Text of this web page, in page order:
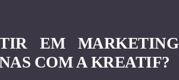
EM MARKETING
COM A KREATIF?